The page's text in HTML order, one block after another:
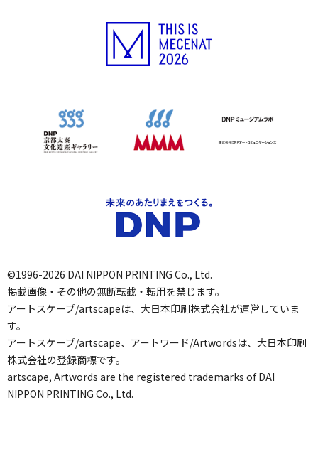
©1996-2026 DAI NIPPON PRINTING Co., Ltd.
掲載画像・その他の無断転載・転用を禁じます。
アートスケープ/artscapeは、大日本印刷株式会社が運営していま
す。
アートスケープ/artscape、アートワード/Artwordsは、大日本印刷
株式会社の登録商標です。
artscape, Artwords are the registered trademarks of DAI
NIPPON PRINTING Co., Ltd.